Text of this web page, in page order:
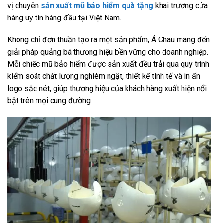
vị chuyên sản xuất mũ bảo hiểm quà tặng khai trương cửa
hàng uy tín hàng đầu tại Việt Nam.
Không chỉ đơn thuần tạo ra một sản phẩm, Á Châu mang đến
giải pháp quảng bá thương hiệu bền vững cho doanh nghiệp.
Mỗi chiếc mũ bảo hiểm được sản xuất đều trải qua quy trình
kiểm soát chất lượng nghiêm ngặt, thiết kế tinh tế và in ấn
logo sắc nét, giúp thương hiệu của khách hàng xuất hiện nổi
bật trên mọi cung đường.